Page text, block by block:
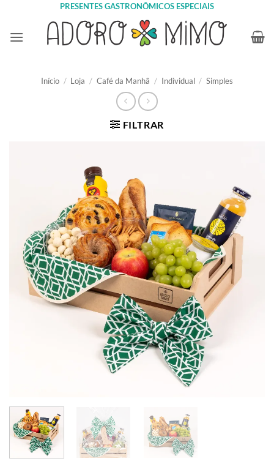
content
PRESENTES GASTRONÔMICOS ESPECIAIS
Início / Loja / Café da Manhã / Individual / Simples
FILTRAR